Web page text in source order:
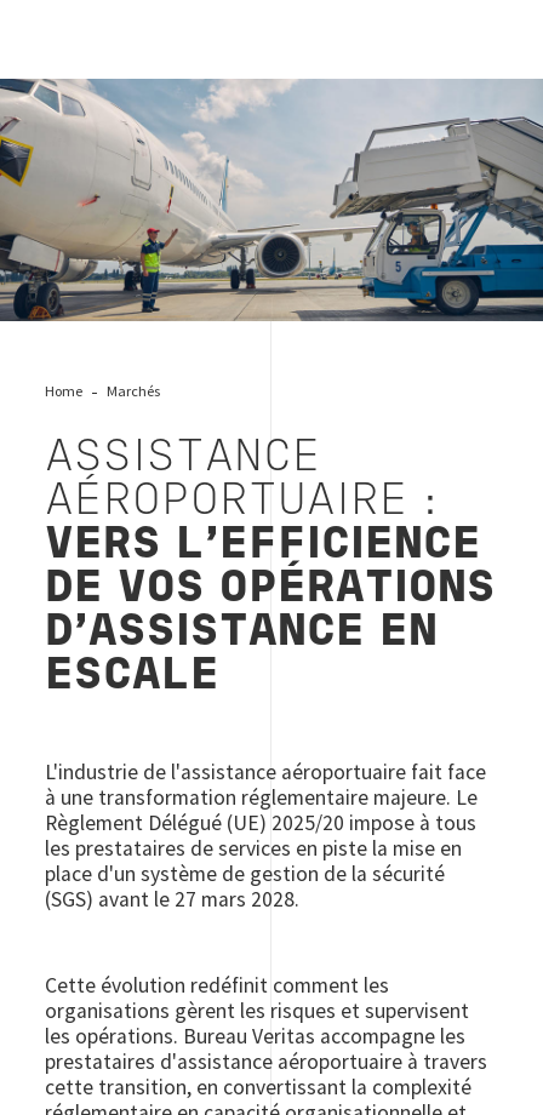
Ground handling
Home Marchés
ASSISTANCE
AÉROPORTUAIRE :
VERS L’EFFICIENCE
DE VOS OPÉRATIONS
D’ASSISTANCE EN
ESCALE
L'industrie de l'assistance aéroportuaire fait face
à une transformation réglementaire majeure. Le
Règlement Délégué (UE) 2025/20 impose à tous
les prestataires de services en piste la mise en
place d'un système de gestion de la sécurité
(SGS) avant le 27 mars 2028.
Cette évolution redéfinit comment les
organisations gèrent les risques et supervisent
les opérations. Bureau Veritas accompagne les
prestataires d'assistance aéroportuaire à travers
cette transition, en convertissant la complexité